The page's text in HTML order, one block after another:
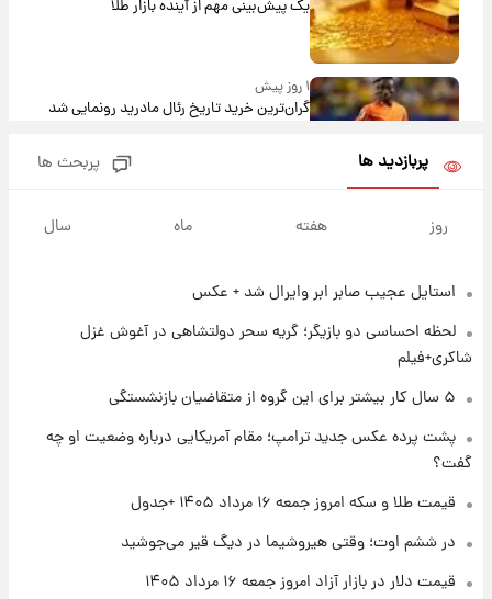
یک پیش‌بینی مهم از آینده بازار طلا
۱ روز پیش
گران‌ترین خرید تاریخ رئال مادرید رونمایی شد
روزها پربارش‌تر خواهند بود؟
۱ روز پیش
شد؛ تیکدری، محبی و سرگیف با اعداد ویژه
۱ روز پیش
شد+فیلم
۱ روز پیش
امروز پنجشنبه ۱۵ مرداد ۱۴۰۵ +جدول
پربازدید ها پربحث ها
روز هفته ماه سال
استایل عجیب صابر ابر وایرال شد + عکس
لحظه احساسی دو بازیگر؛ گریه سحر دولتشاهی در آغوش غزل
شاکری+فیلم
۵ سال کار بیشتر برای این گروه از متقاضیان بازنشستگی
پشت پرده عکس جدید ترامپ؛ مقام آمریکایی درباره وضعیت او چه
گفت؟
قیمت طلا و سکه امروز جمعه ۱۶ مرداد ۱۴۰۵ +جدول
در ششم اوت؛ وقتی هیروشیما در دیگ قیر می‌جوشید
قیمت دلار در بازار آزاد امروز جمعه ۱۶ مرداد ۱۴۰۵